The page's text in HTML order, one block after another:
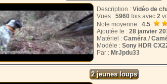
Description : Vidéo de
Vues : 5960 fois avec 2
Note moyenne : 4.5
Ajoutée le : 28 janvier
Matériel : Caméra /
Modéle : Sony HDR
Par : MrJpdu33
2 jeunes loups